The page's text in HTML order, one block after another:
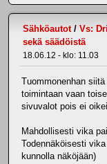
Sähköautot/ Vs:
sekä säädöistä
18.06.12 - klo: 11.03
Tuommonenhan
toimintaan vaan
sivuvalot pois ei
Mahdollisesti vika
Todennäköisesti
kunnolla näköjään)